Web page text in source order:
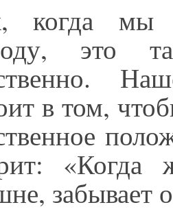
когда мы
это
в том,
«Когда